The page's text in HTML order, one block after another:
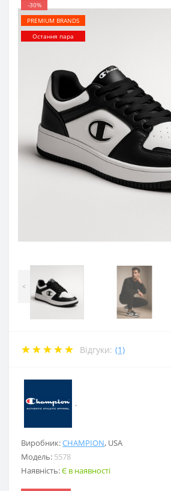
-30%
PREMIUM BRANDS
Остання пара
<
Відгуки: (1)
Виробник:CHAMPION, USA
Модель: 5578
Наявність:Є в наявності
.